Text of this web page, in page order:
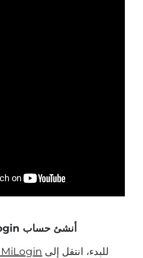
أنشئ حساب MiLogin الشخصي
للبدء، انتقل إلى MiLogin - شخصي